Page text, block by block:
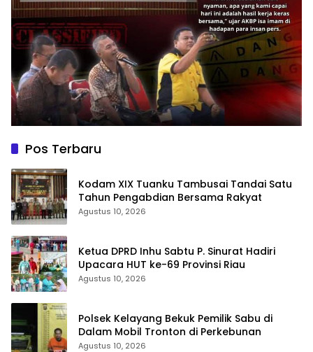
Pos Terbaru
Kodam XIX Tuanku Tambusai Tandai Satu
Tahun Pengabdian Bersama Rakyat
Agustus 10, 2026
Ketua DPRD Inhu Sabtu P. Sinurat Hadiri
Upacara HUT ke-69 Provinsi Riau
Agustus 10, 2026
Polsek Kelayang Bekuk Pemilik Sabu di
Dalam Mobil Tronton di Perkebunan
Agustus 10, 2026